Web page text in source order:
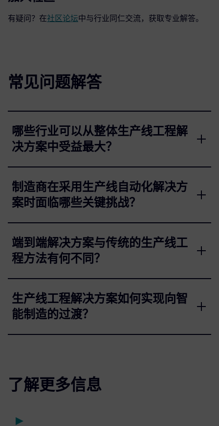
有疑问？在社区论坛中与行业同仁交流，获取专业解答。
常见问题解答
哪些行业可以从整体生产线工程解
决方案中受益最大？
制造商在采用生产线自动化解决方
案时面临哪些关键挑战？
端到端解决方案与传统的生产线工
程方法有何不同？
生产线工程解决方案如何实现向智
能制造的过渡？
了解更多信息